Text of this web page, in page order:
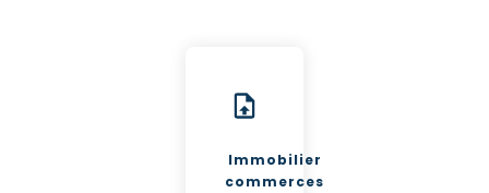
Immobilier
commerces